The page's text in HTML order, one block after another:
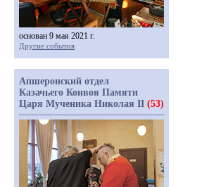
основан 9 мая 2021 г.
Другие события
Апшеронский отдел
Казачьего Конвоя Памяти
Царя Мученика Николая II (53)